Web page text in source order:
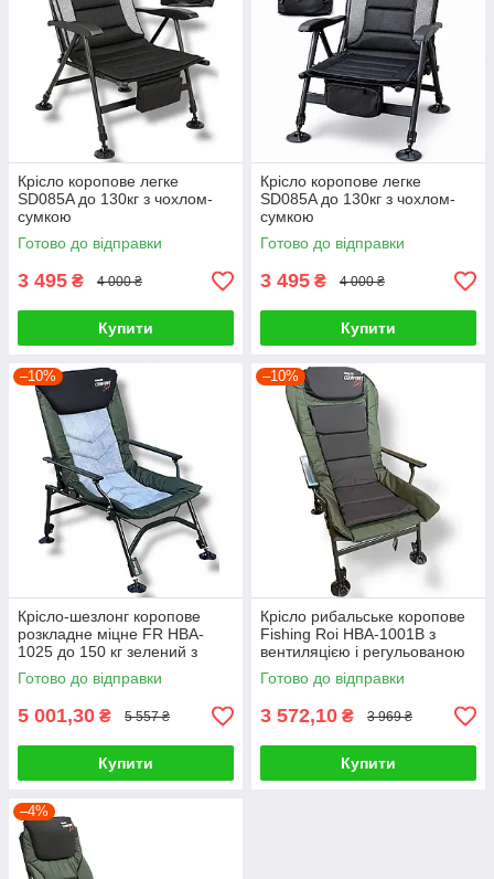
Крісло коропове легке
SD085A до 130кг з чохлом-
сумкою
Готово до відправки
3 495 ₴ 4 000 ₴
Купити
Крісло коропове легке
SD085A до 130кг з чохлом-
сумкою
Готово до відправки
3 495 ₴ 4 000 ₴
Купити
–10%
Крісло-шезлонг коропове
розкладне міцне FR HBA-
1025 до 150 кг зелений з
сірим
Готово до відправки
5 001,30 ₴ 5 557 ₴
Купити
–10%
Крісло рибальське коропове
Fishing Roi HBA-1001B з
вентиляцією і регульованою
спинкою
Готово до відправки
3 572,10 ₴ 3 969 ₴
Купити
–4%